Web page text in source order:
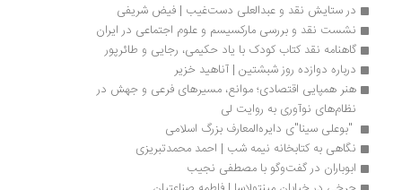
در ستایش نقد و عبدالعلی دست‌غیب | فیض شریفی
نشست نقد و بررسی مارکسیسم و علوم اجتماعی در ایران
گاهنامه نقد کتاب کودک با یاد حکیمی، رجایی و طائرپور
درباره دوازده روز شبشتین | آناهید خزیر
هنر همپایی اقتصادی؛ موانع، مسیرهای فرعی و جهش در
نظام‌های نوآوری به روایت لی
"بوعلی سینا"ی دایره‌المعارف بزرگ اسلامی
نگاهی به کتابخانه نیمه شب | احمد محمدتبریزی
ابوباران در گفت‌وگو با مصطفی نجیب